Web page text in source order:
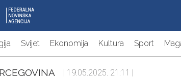
Svijet Ekonomija Kultura Sport
| 19.05.2025. 21:11 |